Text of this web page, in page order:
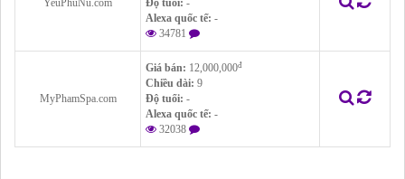
YeuPhuNu.com
Độ tuổi: -
Alexa quốc tế: -
34781
MyPhamSpa.com
Giá bán: 12,000,000đ
Chiều dài: 9
Độ tuổi: -
Alexa quốc tế: -
32038